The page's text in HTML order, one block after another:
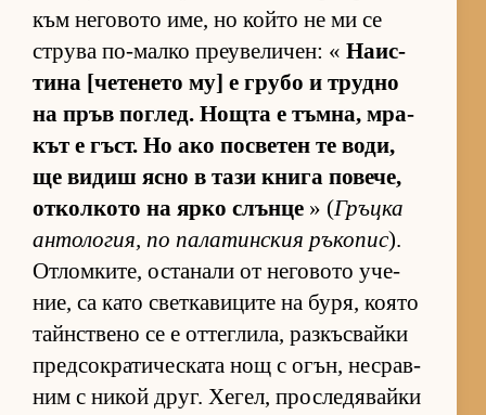
към не­го­вото име, но който не ми се
струва по-малко пре­у­ве­ли­чен: « На­ис­
тина [че­те­нето му] е грубо и трудно
на пръв пог­лед. Нощта е тъм­на, мра­
кът е гъст. Но ако пос­ве­тен те во­ди,
ще ви­диш ясно в тази книга по­ве­че,
от­кол­кото на ярко слънце » (Гръцка
ан­то­ло­гия, по па­ла­тин­с­кия ръ­ко­пис).
От­лом­ки­те, ос­та­нали от не­го­вото уче­
ние, са като свет­ка­ви­ците на бу­ря, ко­ято
тайн­с­т­вено се е от­тег­ли­ла, раз­къс­вайки
пред­сок­ра­ти­чес­ката нощ с огън, нес­рав­
ним с ни­кой друг. Хе­гел, прос­ле­дя­вайки